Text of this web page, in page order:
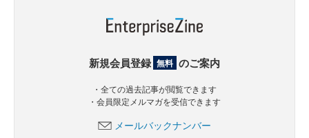
新規会員登録 無料 のご案内
・全ての過去記事が閲覧できます
・会員限定メルマガを受信できます
メールバックナンバー